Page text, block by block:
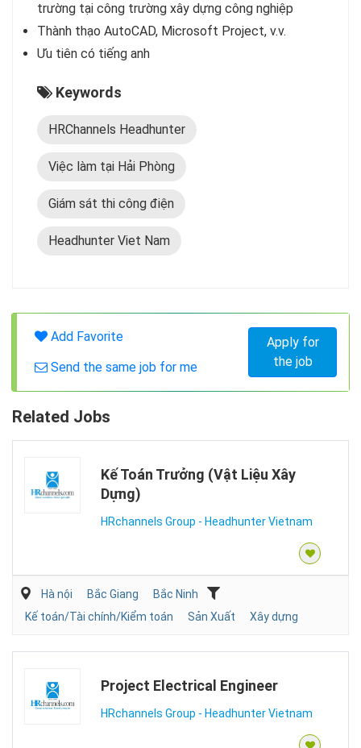
trường tại công trường xây dựng công nghiệp
Thành thạo AutoCAD, Microsoft Project, v.v.
Ưu tiên có tiếng anh
Keywords
HRChannels Headhunter
Việc làm tại Hải Phòng
Giám sát thi công điện
Headhunter Viet Nam
Add Favorite
Send the same job for me
Apply for
the job
Related Jobs
Kế Toán Trưởng (Vật Liệu Xây
Dựng)
HRchannels Group - Headhunter Vietnam
Hà nội Bắc Giang
Bắc Ninh
Kế toán/Tài chính/Kiểm toán
Sản Xuất Xây dựng
Project Electrical Engineer
HRchannels Group - Headhunter Vietnam